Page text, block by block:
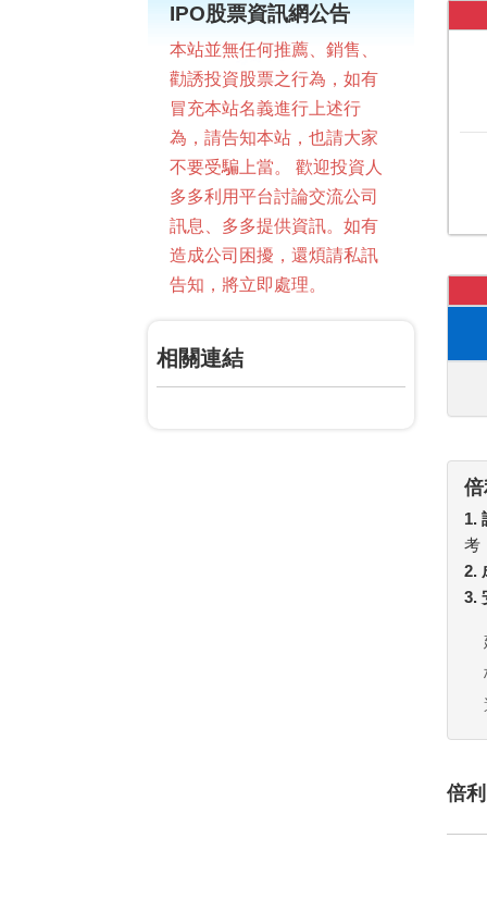
IPO股票資訊網公告
本站並無任何推薦、銷售、
勸誘投資股票之行為，如有
冒充本站名義進行上述行
為，請告知本站，也請大家
不要受騙上當。 歡迎投資人
多多利用平台討論交流公司
訊息、多多提供資訊。如有
造成公司困擾，還煩請私訊
告知，將立即處理。
相關連結
1.
考
2.
3.
倍